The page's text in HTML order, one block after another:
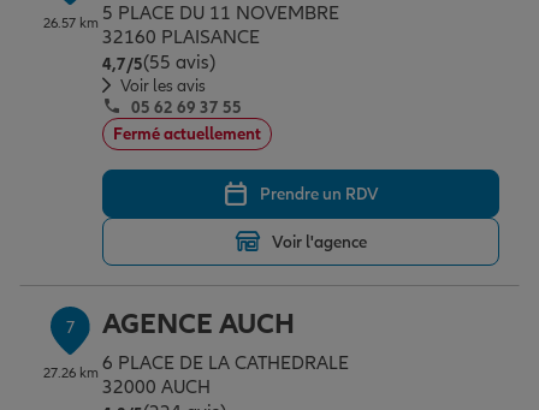
26.57 km 5 PLACE DU 11 NOVEMBRE
32160 PLAISANCE
4,7/5Note de 4.7 sur 5
(55 avis)
Voir les avis
05 62 69 37 55
Fermé actuellement
Prendre un RDV
Voir l'agence
7
27.26 km
AGENCE AUCH
6 PLACE DE LA CATHEDRALE
32000 AUCH